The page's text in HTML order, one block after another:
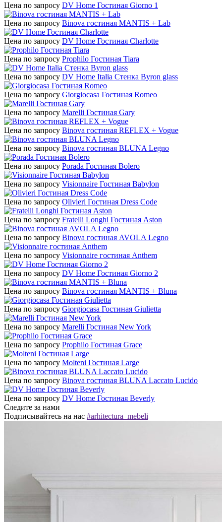
Цена по запросу DV Home Гостиная Giorno 1
Цена по запросу Binova гостиная MANTIS + Lab
Цена по запросу DV Home Гостиная Charlotte
Цена по запросу Prophilo Гостиная Tiara
Цена по запросу DV Home Italia Стенка Byron glass
Цена по запросу Giorgiocasa Гостиная Romeo
Цена по запросу Marelli Гостиная Gary
Цена по запросу Binova гостиная REFLEX + Vogue
Цена по запросу Binova гостиная BLUNA Legno
Цена по запросу Porada Гостиная Bolero
Цена по запросу Visionnaire Гостиная Babylon
Цена по запросу Olivieri Гостиная Dress Code
Цена по запросу Fratelli Longhi Гостиная Aston
Цена по запросу Binova гостиная AVOLA Legno
Цена по запросу Visionnaire гостиная Anthem
Цена по запросу DV Home Гостиная Giorno 2
Цена по запросу Binova гостиная MANTIS + Bluna
Цена по запросу Giorgiocasa Гостиная Giulietta
Цена по запросу Marelli Гостиная New York
Цена по запросу Prophilo Гостиная Grace
Цена по запросу Molteni Гостиная Large
Цена по запросу Binova гостиная BLUNA Laccato Lucido
Цена по запросу DV Home Гостиная Beverly
Следите за нами
Подписывайтесь на нас #arhitectura_mebeli